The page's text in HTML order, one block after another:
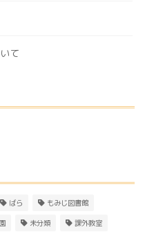
て
ばら もみじ図書館
未分類 課外教室